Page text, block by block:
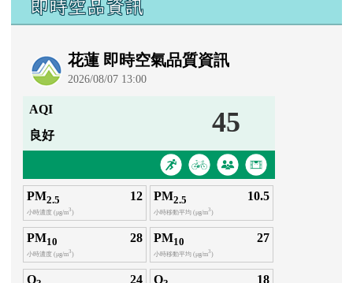
即時空品資訊